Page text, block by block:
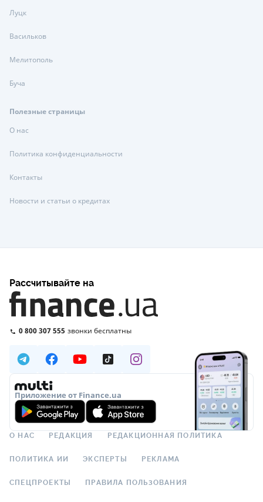
Луцк
Васильков
Мелитополь
Буча
Полезные страницы
О нас
Политика конфиденциальности
Контакты
Новости и статьи о кредитах
Рассчитывайте на
0 800 307 555 звонки бесплатны
Приложение от Finance.ua
О НАС РЕДАКЦИЯ РЕДАКЦИОННАЯ ПОЛИТИКА
ПОЛИТИКА ИИ ЭКСПЕРТЫ РЕКЛАМА
СПЕЦПРОЕКТЫ ПРАВИЛА ПОЛЬЗОВАНИЯ